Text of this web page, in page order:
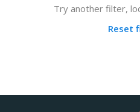
Try another filter,
Reset